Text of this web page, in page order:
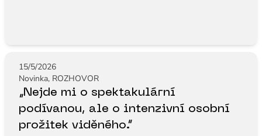
15/5/2026
Novinka, ROZHOVOR
„Nejde mi o spektakulární
podívanou, ale o intenzivní osobní
prožitek viděného.“